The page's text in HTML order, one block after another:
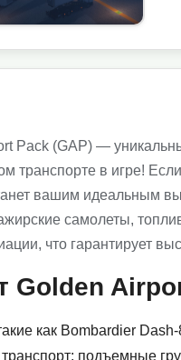
Pack (GAP) —
транспорте в игре!
вашим идеальным
самолеты,
что гарантирует
Golden
как Bombardier
подъемные